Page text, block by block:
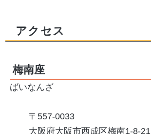
アクセス
梅南座
ばいなんざ
557-0033
大阪府大阪市西成区梅南1-8-21